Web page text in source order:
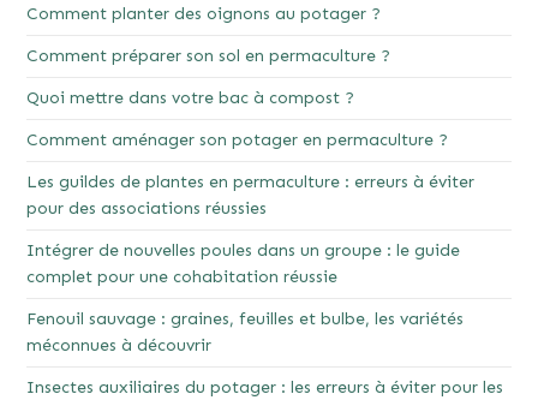
Comment planter des oignons au potager ?
Comment préparer son sol en permaculture ?
Quoi mettre dans votre bac à compost ?
Comment aménager son potager en permaculture ?
Les guildes de plantes en permaculture : erreurs à éviter
pour des associations réussies
Intégrer de nouvelles poules dans un groupe : le guide
complet pour une cohabitation réussie
Fenouil sauvage : graines, feuilles et bulbe, les variétés
méconnues à découvrir
Insectes auxiliaires du potager : les erreurs à éviter pour les